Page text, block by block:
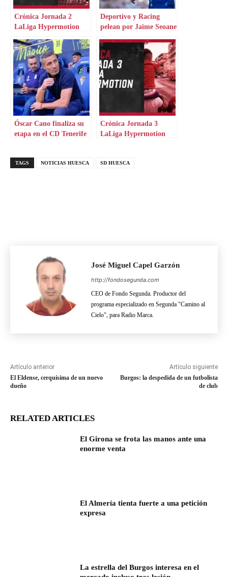
Crónica Jornada 2
LaLiga Hypermotion
Deportivo y Racing
pelean por Jaime Seoane
Óscar Cano finaliza su
etapa en el CD Tenerife
Crónica Jornada 3
LaLiga Hypermotion
TAGS NOTICIAS HUESCA SD HUESCA
José Miguel Capel Garzón
http://fondosegunda.com
CEO de Fondo Segunda. Productor del
programa especializado en Segunda "Camino al
Cielo", para Radio Marca.
Artículo anterior
El Eldense, cerquísima de un nuevo
dueño
Artículo siguiente
Burgos: la despedida de un futbolista
de club
RELATED ARTICLES
El Girona se frota las manos ante una
enorme venta
El Almería tienta fuerte a una petición
expresa
La estrella del Burgos interesa en el